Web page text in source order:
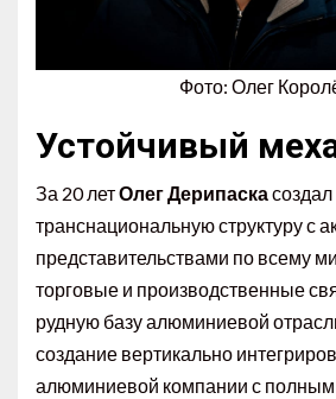
Фото: Олег
Устойчивый
За 20 летОлег Дерипаскасоздал
транснациональную структуру с
представительствами по всему
торговые и производственные
рудную базу алюминиевой
создание вертикально
алюминиевой компании с полным